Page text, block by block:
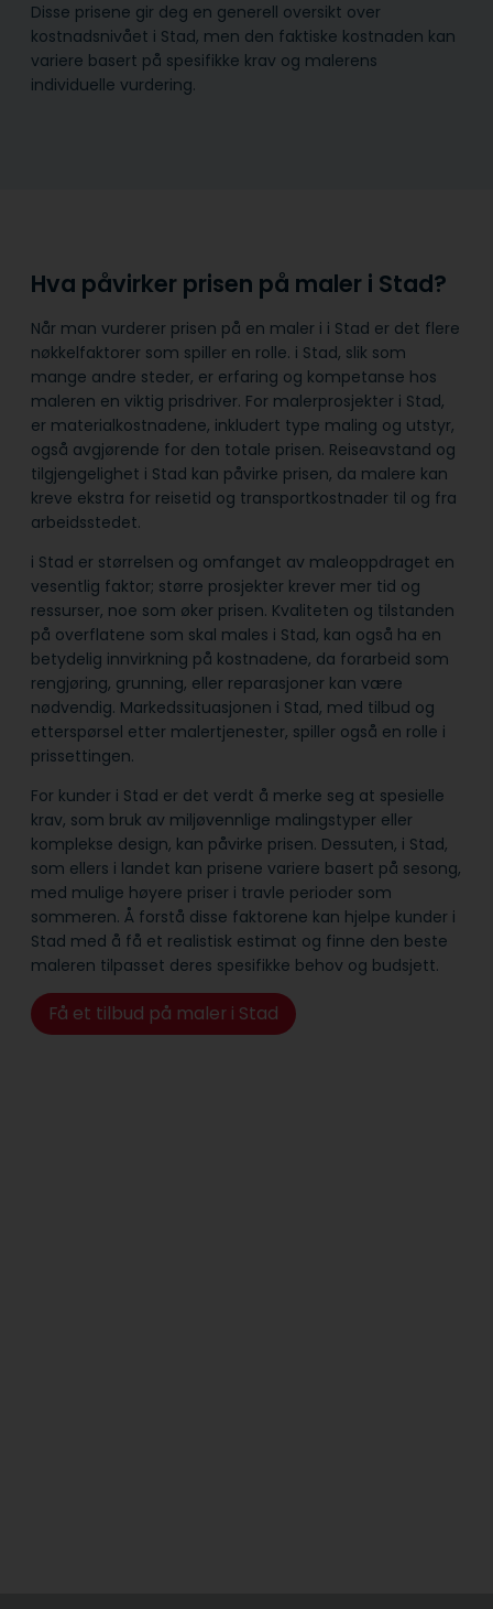
Disse prisene gir deg en generell oversikt over
kostnadsnivået i Stad, men den faktiske kostnaden kan
variere basert på spesifikke krav og malerens
individuelle vurdering.
Hva påvirker prisen på maler i Stad?
Når man vurderer prisen på en maler i i Stad er det flere
nøkkelfaktorer som spiller en rolle. i Stad, slik som
mange andre steder, er erfaring og kompetanse hos
maleren en viktig prisdriver. For malerprosjekter i Stad,
er materialkostnadene, inkludert type maling og utstyr,
også avgjørende for den totale prisen. Reiseavstand og
tilgjengelighet i Stad kan påvirke prisen, da malere kan
kreve ekstra for reisetid og transportkostnader til og fra
arbeidsstedet.
i Stad er størrelsen og omfanget av maleoppdraget en
vesentlig faktor; større prosjekter krever mer tid og
ressurser, noe som øker prisen. Kvaliteten og tilstanden
på overflatene som skal males i Stad, kan også ha en
betydelig innvirkning på kostnadene, da forarbeid som
rengjøring, grunning, eller reparasjoner kan være
nødvendig. Markedssituasjonen i Stad, med tilbud og
etterspørsel etter malertjenester, spiller også en rolle i
prissettingen.
For kunder i Stad er det verdt å merke seg at spesielle
krav, som bruk av miljøvennlige malingstyper eller
komplekse design, kan påvirke prisen. Dessuten, i Stad,
som ellers i landet kan prisene variere basert på sesong,
med mulige høyere priser i travle perioder som
sommeren. Å forstå disse faktorene kan hjelpe kunder i
Stad med å få et realistisk estimat og finne den beste
maleren tilpasset deres spesifikke behov og budsjett.
Få et tilbud på maler i Stad